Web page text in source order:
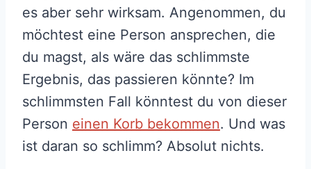
es aber sehr wirksam. Angenommen, du
möchtest eine Person ansprechen, die
du magst, als wäre das schlimmste
Ergebnis, das passieren könnte? Im
schlimmsten Fall könntest du von dieser
Person einen Korb bekommen. Und was
ist daran so schlimm? Absolut nichts.